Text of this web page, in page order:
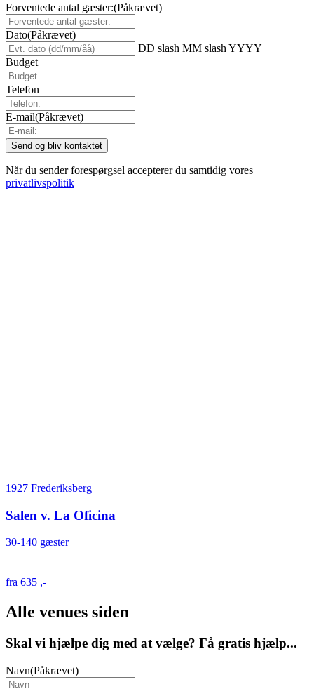
Forventede antal gæster:(Påkrævet)
Dato(Påkrævet)
DD slash MM slash YYYY
Budget
Telefon
E-mail(Påkrævet)
Når du sender forespørgsel accepterer du samtidig vores
privatlivspolitik
1927 Frederiksberg
Salen v. La Oficina
30-140 gæster
fra 635 ,-
Alle venues siden
Skal vi hjælpe dig med at vælge? Få gratis hjælp...
Navn(Påkrævet)